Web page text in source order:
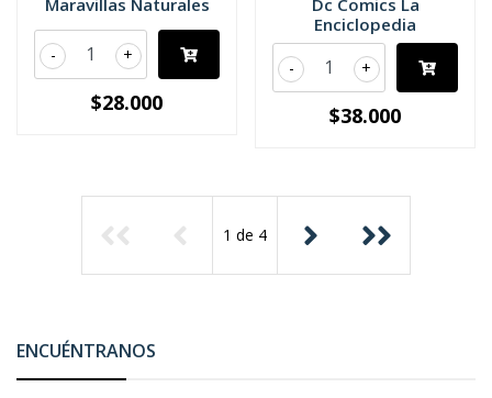
Maravillas Naturales
+
-
$28.000
Dc Comics La
Enciclopedia
+
-
$38.000
1 de 4
ENCUÉNTRANOS